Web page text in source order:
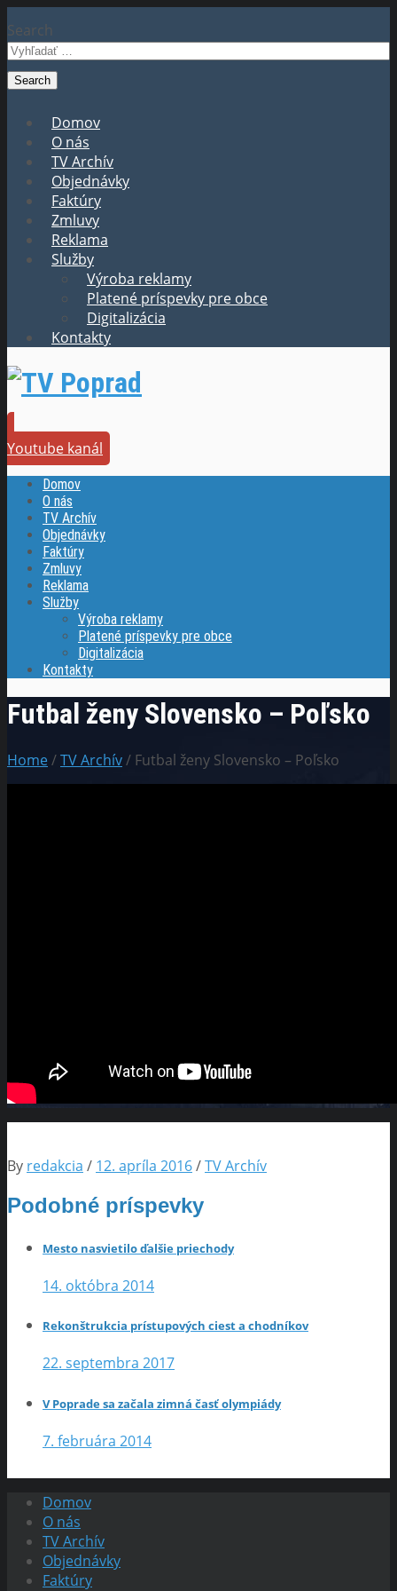
Search
Domov
O nás
TV Archív
Objednávky
Faktúry
Zmluvy
Reklama
Služby
Výroba reklamy
Platené príspevky pre obce
Digitalizácia
Kontakty
Youtube kanál
Domov
O nás
TV Archív
Objednávky
Faktúry
Zmluvy
Reklama
Služby
Výroba reklamy
Platené príspevky pre obce
Digitalizácia
Kontakty
Futbal ženy Slovensko – Poľsko
Home/TV Archív/ Futbal ženy Slovensko – Poľsko
By redakcia / 12. apríla 2016/TV Archív
Podobné príspevky
Mesto nasvietilo ďalšie priechody
14. októbra 2014
Rekonštrukcia prístupových ciest a chodníkov
22. septembra 2017
V Poprade sa začala zimná časť olympiády
7. februára 2014
Domov
O nás
TV Archív
Objednávky
Faktúry